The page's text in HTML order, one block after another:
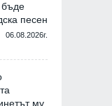
бъде
песен
06.08.2026г.
му